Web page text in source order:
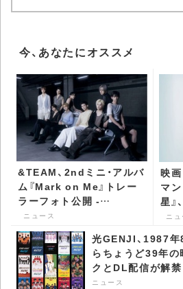
今、あなたにオススメ
&TEAM、2ndミニ・アルバ
ム『Mark on Me』トレー
ラーフォト公開 -
CDJournal ニュース
ニュース
映画
マ
星』
特
ニ
光GENJI、1987
らちょうど39年
クとDL配信が解
ス
ニュース